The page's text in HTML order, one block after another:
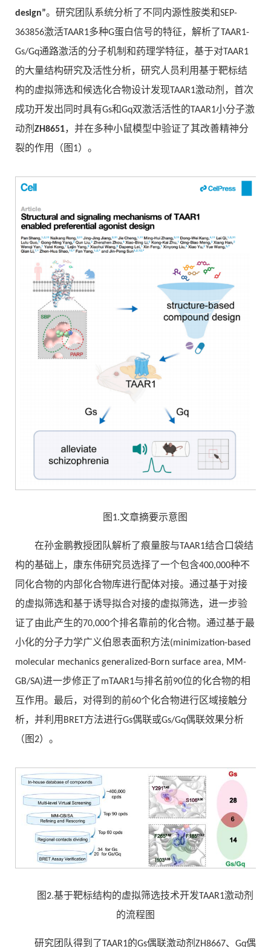
design”。研究团队系统分析了不同内源性胺类和SEP-
363856激活TAAR1多种G蛋白信号的特征，解析了TAAR1-
Gs/Gq通路激活的分子机制和药理学特征，基于对TAAR1
的大量结构研究及活性分析，研究人员利用基于靶标结
构的虚拟筛选和候选化合物设计发现TAAR1激动剂，首次
成功开发出同时具有Gs和Gq双激活活性的TAAR1小分子激
动剂 ZH8651，并在多种小鼠模型中验证了其改善精神分
裂的作用（图1）。
图1.文章摘要示意图
在孙金鹏教授团队解析了痕量胺与TAAR1结合口袋结
构的基础上，康东伟研究员选择了一个包含400,000种不
同化合物的内部化合物库进行配体对接。通过基于对接
的虚拟筛选和基于诱导拟合对接的虚拟筛选，进一步验
证了由此产生的70,000个排名靠前的化合物。通过基于最
小化的分子力学广义伯恩表面积方法(minimization-based
molecular mechanics generalized-Born surface area, MM-
GB/SA)进一步修正了mTAAR1与排名前90位的化合物的相
互作用。最后，对得到的前60个化合物进行区域接触分
析，并利用BRET方法进行Gs偶联或Gs/Gq偶联效果分析
（图2）。
图2.基于靶标结构的虚拟筛选技术开发TAAR1激动剂
的流程图
研究团队得到了TAAR1的Gs偶联激动剂ZH8667、Gq偶